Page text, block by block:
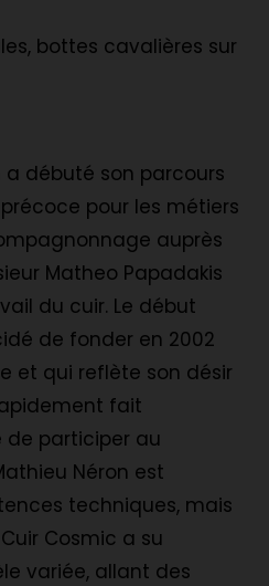
bottes cavalières sur
a débuté son parcours
pour les métiers
auprès
Matheo Papadakis
du cuir. Le début
de fonder en 2002
et qui reflète son désir
fait
de participer au
Néron est
techniques, mais
Cosmic a su
variée, allant des